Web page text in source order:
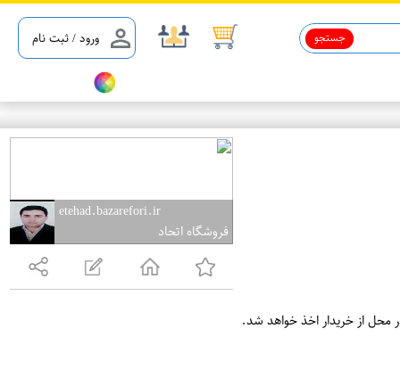
ورود / ثبت نام جستجو
etehad.bazarefori.ir
فروشگاه اتحاد
محل از خریدار اخذ خواهد شد.